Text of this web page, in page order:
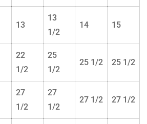
13
13
1/2
14 15
22
1/2
25
1/2
25 1/2 25 1/2
27
1/2
27
1/2
27 1/2 27 1/2